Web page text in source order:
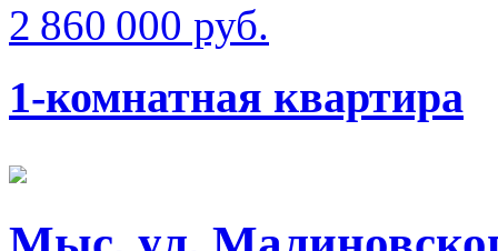
2 860 000 руб.
1-комнатная квартира